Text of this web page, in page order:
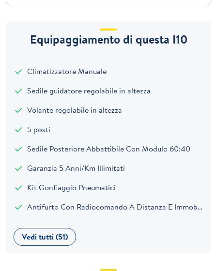
Equipaggiamento di questa I10
Climatizzatore Manuale
Sedile guidatore regolabile in altezza
Volante regolabile in altezza
5 posti
Sedile Posteriore Abbattibile Con Modulo 60:40
Garanzia 5 Anni/Km Illimitati
Kit Gonfiaggio Pneumatici
Antifurto Con Radiocomando A Distanza E Immobilizer
Vedi tutti (51)